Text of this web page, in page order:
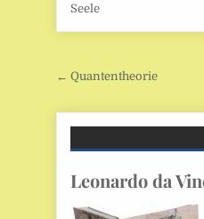
Seele
← Quantentheorie
Leonardo da